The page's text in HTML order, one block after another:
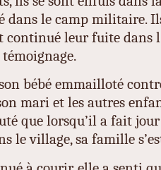
dans le camp militaire.
continué leur fuite dans
témoignage.
bébé emmailloté
mari et les autres
que lorsqu’il a fait
le village, sa famille